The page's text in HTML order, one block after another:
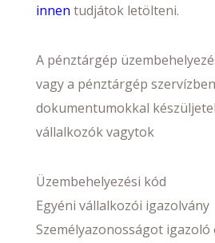
innen tudjátok letölteni.
A pénztárgép
vagy a pénztárgép
dokumentumokkal
vállalkozók vagytok
Üzembehelyezési kód
Egyéni vállalkozói igazolvány
Személyazonosságot igazoló